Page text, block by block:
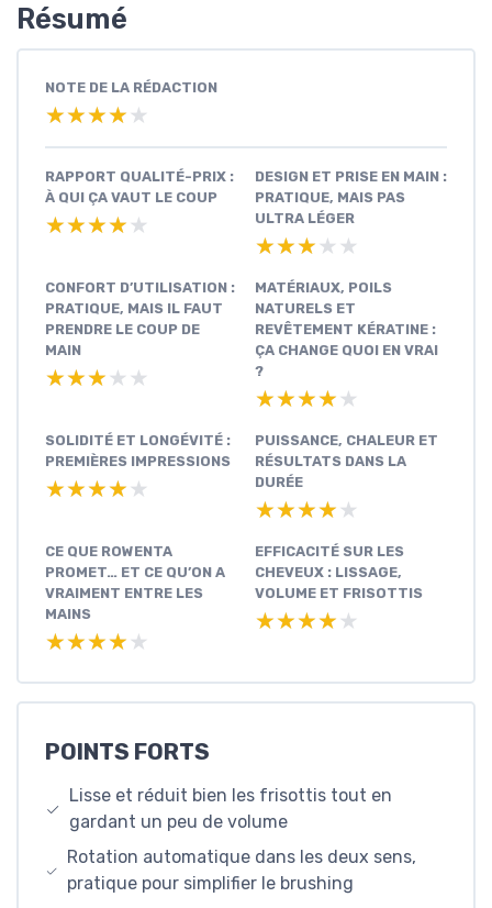
Résumé
NOTE DE LA RÉDACTION
★★★★★
★★★★★
RAPPORT QUALITÉ-PRIX :
À QUI ÇA VAUT LE COUP
★★★★★
★★★★★
DESIGN ET PRISE EN MAIN :
PRATIQUE, MAIS PAS
ULTRA LÉGER
★★★★★
★★★★★
CONFORT D’UTILISATION :
PRATIQUE, MAIS IL FAUT
PRENDRE LE COUP DE
MAIN
★★★★★
★★★★★
MATÉRIAUX, POILS
NATURELS ET
REVÊTEMENT KÉRATINE :
ÇA CHANGE QUOI EN VRAI
?
★★★★★
★★★★★
SOLIDITÉ ET LONGÉVITÉ :
PREMIÈRES IMPRESSIONS
★★★★★
★★★★★
PUISSANCE, CHALEUR ET
RÉSULTATS DANS LA
DURÉE
★★★★★
★★★★★
CE QUE ROWENTA
PROMET… ET CE QU’ON A
VRAIMENT ENTRE LES
MAINS
★★★★★
★★★★★
EFFICACITÉ SUR LES
CHEVEUX : LISSAGE,
VOLUME ET FRISOTTIS
★★★★★
★★★★★
POINTS FORTS
Lisse et réduit bien les frisottis tout en
gardant un peu de volume
Rotation automatique dans les deux sens,
pratique pour simplifier le brushing